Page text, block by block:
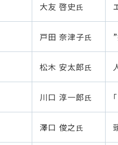
大友 啓史氏
戸田 奈津子氏
松木 安太郎氏
川口 淳一郎氏
澤口 俊之氏